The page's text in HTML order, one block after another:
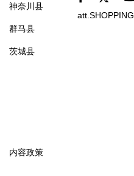
神奈川县
群马县
茨城县
att.SHOPPING
内容政策